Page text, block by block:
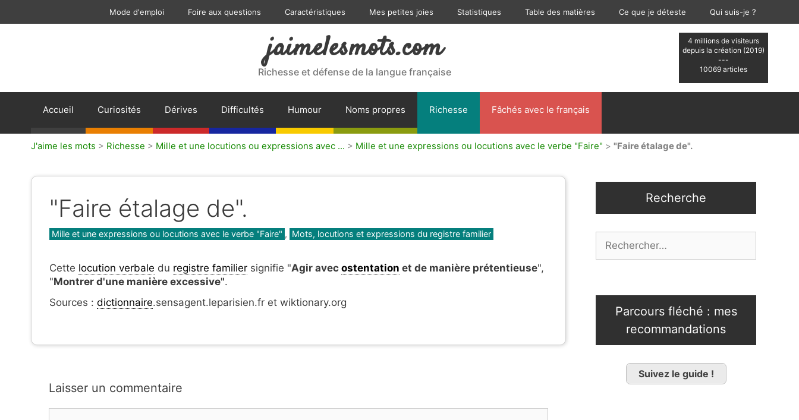
Mode d'emploi Foire aux questions Caractéristiques Mes petites joies Statistiques Table des matières Ce que je déteste Qui suis-je ?
4 millions de visiteurs
depuis la création (2019)
---
10069 articles
jaimelesmots.com
Richesse et défense de la langue française
Accueil Curiosités Dérives Difficultés Humour Noms propres Richesse Fâchés avec le français
J'aime les mots > Richesse > Mille et une locutions ou expressions avec ... > Mille et une expressions ou locutions avec le verbe "Faire" > "Faire étalage de".
"Faire étalage de".
Catégories
Mille et une expressions ou locutions avec le verbe "Faire" , Mots, locutions et expressions du registre familier
Cette locution verbale du registre familier signifie "Agir avec ostentation et de manière prétentieuse",
"Montrer d'une manière excessive".
Sources : dictionnaire.sensagent.leparisien.fr et wiktionary.org
Laisser un commentaire
Recherche
Parcours fléché : mes
recommandations
Suivez le guide !